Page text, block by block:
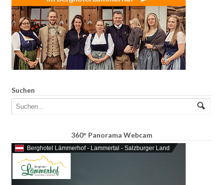
Suchen
360° Panorama Webcam
Berghotel Lämmerhof - Lammertal - Salzburger Land